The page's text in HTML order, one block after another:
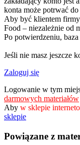
konta może potrwać
Aby być klientem
Food – niezależnie od
Po potwierdzeniu,
Jeśli nie masz jeszcze
Zaloguj się
Logowanie w tym
darmowych materiałów
Aby w sklepie
sklepie
Powiązane z